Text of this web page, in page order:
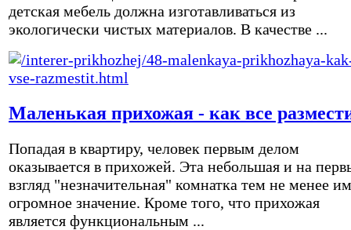
детская мебель должна изготавливаться из
экологически чистых материалов. В качестве ...
Маленькая прихожая - как все
Попадая в квартиру, человек первым делом
оказывается в прихожей. Эта небольшая и на
взгляд "незначительная" комнатка тем не менее
огромное значение. Кроме того, что прихожая
является функциональным ...